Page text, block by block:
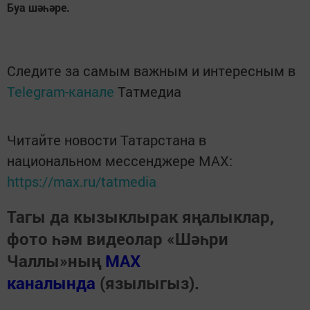
Буа шәһәре.
Следите за самым важным и интересным в
Telegram-канале Татмедиа
Читайте новости Татарстана в
национальном мессенджере MАХ:
https://max.ru/tatmedia
Тагы да кызыклырак яңалыклар,
фото һәм видеолар «Шәһри
Чаллы»ның MAX
каналында (язылыгыз).